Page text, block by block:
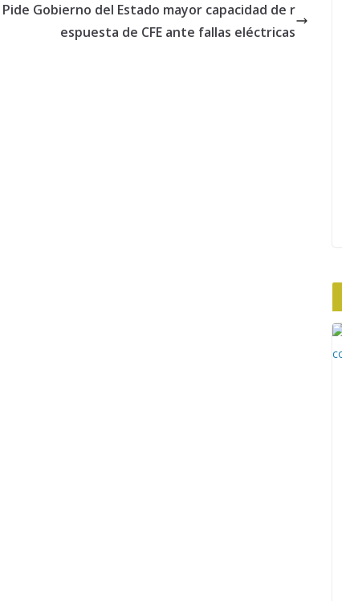
Pide Gobierno del Estado mayor capacidad de r
espuesta de CFE ante fallas eléctricas